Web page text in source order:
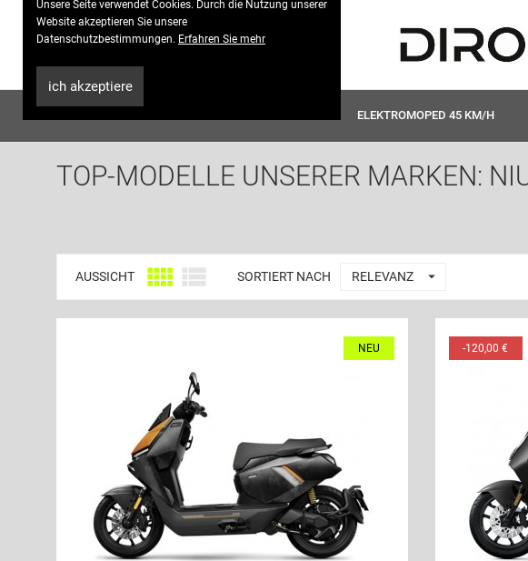
Unsere Seite verwendet Cookies. Durch die Nutzung unserer
Website akzeptieren Sie unsere
Datenschutzbestimmungen. Erfahren Sie mehr
ich akzeptiere
0664-534 49 94
ELEKTROMOPED 45 KM/H
TOP-MODELLE UNSERER MARKEN:
AUSSICHT   SORTIERT NACH RELEVANZ 
NEU -120,00 €